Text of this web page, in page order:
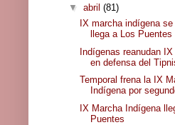
▼ abril (81)
IX marcha indígena
llega a Los Puentes
Indígenas reanudan
en defensa del
Temporal frena la IX
Indígena por
IX Marcha Indígena
Puentes